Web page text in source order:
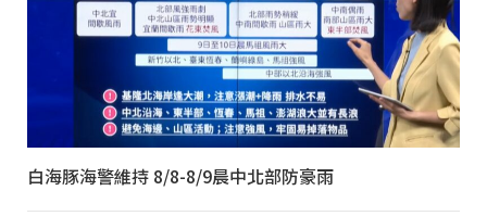
白海豚海警維持 8/8-8/9晨中北部防豪雨